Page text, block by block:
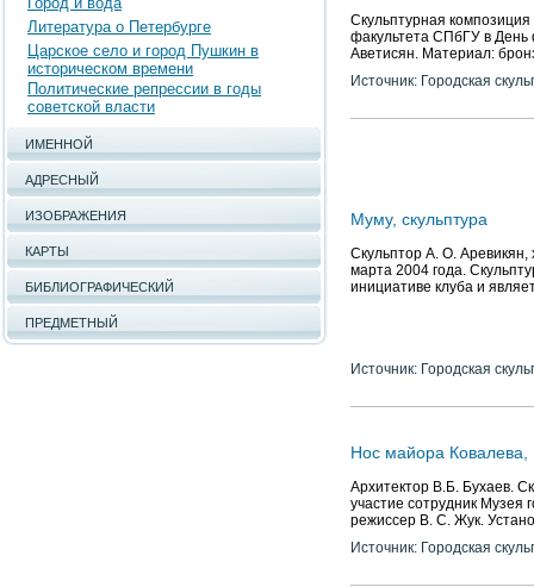
Литература о Петербурге
Царское село и город Пушкин в
историческом времени
Политические репрессии в годы
советской власти
ИМЕННОЙ
АДРЕСНЫЙ
ИЗОБРАЖЕНИЯ
КАРТЫ
БИБЛИОГРАФИЧЕСКИЙ
ПРЕДМЕТНЫЙ
Скульптурная
факультета СПбГУ в День
Аветисян. Материал:
Источник: Городская
Муму, скульптура
Скульптор А. О. Аревикян,
марта 2004 года.
инициативе клуба и
Источник: Городская
Нос майора Ковалева,
Архитектор В.Б. Бухаев.
участие сотрудник Музея
режиссер В. С. Жук.
Источник: Городская